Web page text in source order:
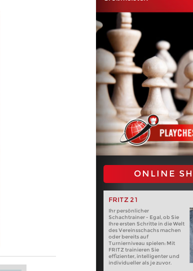
ONLINE
FRITZ 21
Ihr persönlicher
Schachtrainer - Egal, ob Sie
Ihre ersten Schritte in die Welt
des Vereinsschachs machen
oder bereits auf
Turnierniveau spielen: Mit
FRITZ trainieren Sie
effizienter, intelligenter und
individueller als je zuvor.